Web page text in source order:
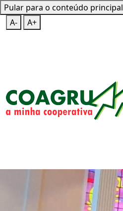
Pular para o conteúdo principal
Mapa do SiteTeclas de Atalho
A-
A+